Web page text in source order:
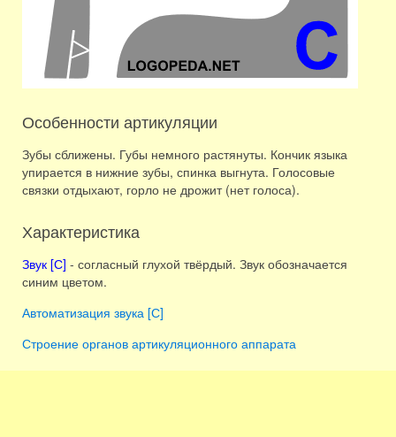
Особенности артикуляции
Зубы сближены. Губы немного растянуты. Кончик языка
упирается в нижние зубы, спинка выгнута. Голосовые
связки отдыхают, горло не дрожит (нет голоса).
Характеристика
Звук [С] - согласный глухой твёрдый. Звук обозначается
синим цветом.
Автоматизация звука [С]
Строение органов артикуляционного аппарата